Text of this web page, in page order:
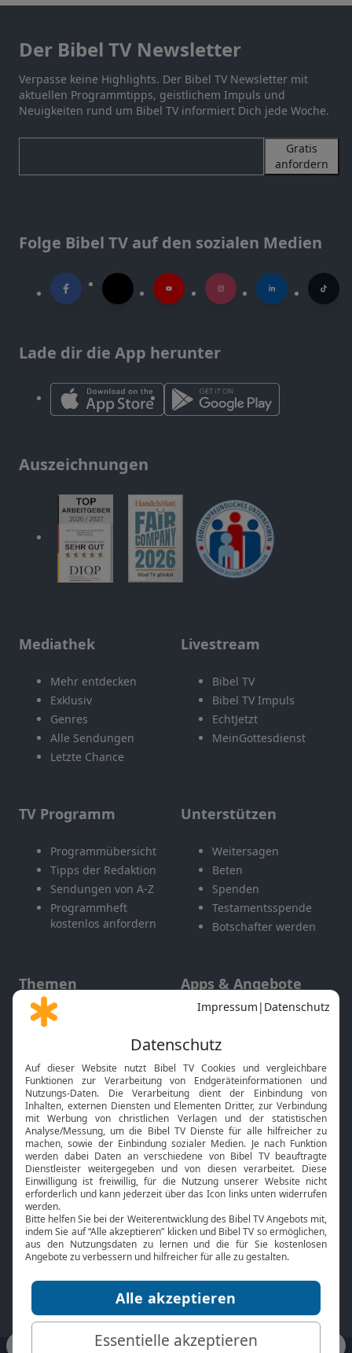
Der Bibel TV Newsletter
Verpasse keine Highlights. Der Bibel TV Newsletter mit
aktuellen Programmtipps, geistlichem Impuls und
Neuigkeiten rund um Bibel TV informiert Dich jede Woche.
Gratis
anfordern
Folge Bibel TV auf den sozialen Medien
Lade dir die App herunter
Auszeichnungen
Mediathek
Mehr entdecken
Exklusiv
Genres
Alle Sendungen
Letzte Chance
Livestream
Bibel TV
Bibel TV Impuls
EchtJetzt
MeinGottesdienst
TV Programm
Programmübersicht
Tipps der Redaktion
Sendungen von A-Z
Programmheft
kostenlos anfordern
Unterstützen
Weitersagen
Beten
Spenden
Testamentsspende
Botschafter werden
Themen
Gott und Bibel erklärt
Neuigkeiten
Apps & Angebote
Mobile App
Smart TV
HbbTV
Bibelthek Online-Bibel
Nächster Gottesdienst
Bibel TV
Über uns
Jobs
Mediadaten
Service
Kontakt
TV-Empfang